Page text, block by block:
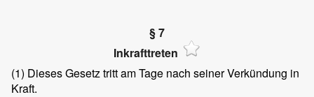
§ 7
Inkrafttreten
(1) Dieses Gesetz tritt am Tage nach seiner Verkündung in
Kraft.